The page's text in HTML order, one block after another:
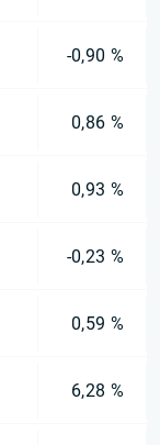
-0,90 %
0,86 %
0,93 %
-0,23 %
0,59 %
6,28 %